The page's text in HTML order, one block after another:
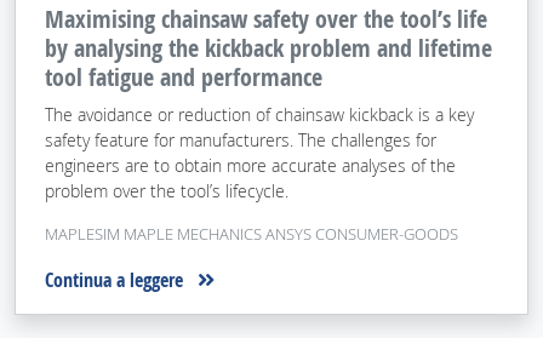
Maximising chainsaw safety over the tool’s life
by analysing the kickback problem and lifetime
tool fatigue and performance
The avoidance or reduction of chainsaw kickback is a key
safety feature for manufacturers. The challenges for
engineers are to obtain more accurate analyses of the
problem over the tool’s lifecycle.
MAPLESIM MAPLE MECHANICS ANSYS CONSUMER-GOODS
Continua a leggere